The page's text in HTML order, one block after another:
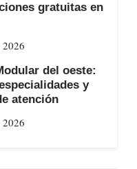
gratuitas en
2026
del oeste:
y
atención
2026